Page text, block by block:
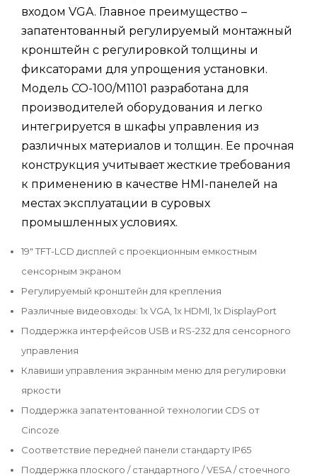
входом VGA. Главное преимущество –
запатентованный регулируемый монтажный
кронштейн с регулировкой толщины и
фиксаторами для упрощения установки.
Модель CO-100/M1101 разработана для
производителей оборудования и легко
интегрируется в шкафы управления из
различных материалов и толщин. Ее прочная
конструкция учитывает жесткие требования
к применению в качестве HMI-панелей на
местах эксплуатации в суровых
промышленных условиях.
19" TFT-LCD дисплей с проекционным емкостным
сенсорным экраном
Регулируемый кронштейн для крепления
Различные видеовходы: 1x VGA, 1x HDMI, 1x DisplayPort
Поддержка интерфейсов USB и RS-232 для сенсорного
управления
Клавиши управления экранным меню для регулировки
яркости
Поддержка запатентованной технологии CDS от
Cincoze
Соответствие передней панели стандарту IP65
Поддержка плоского / стандартного / VESA / стоечного